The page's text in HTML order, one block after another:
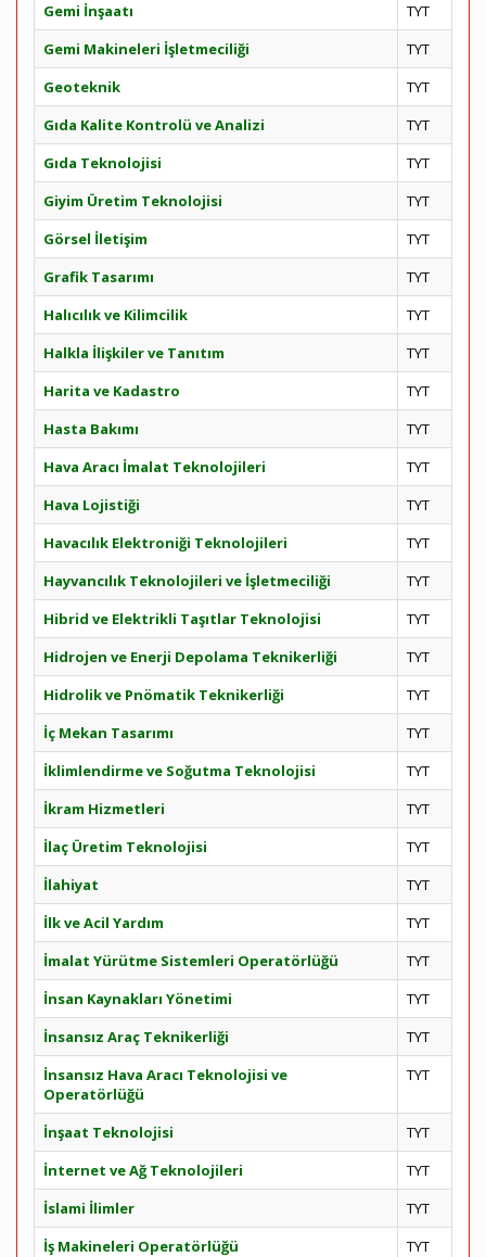
Gemi İnşaatı
TYT
Gemi Makineleri İşletmeciliği
TYT
Geoteknik
TYT
Gıda Kalite Kontrolü ve Analizi
TYT
Gıda Teknolojisi
TYT
Giyim Üretim Teknolojisi
TYT
Görsel İletişim
TYT
Grafik Tasarımı
TYT
Halıcılık ve Kilimcilik
TYT
Halkla İlişkiler ve Tanıtım
TYT
Harita ve Kadastro
TYT
Hasta Bakımı
TYT
Hava Aracı İmalat Teknolojileri
TYT
Hava Lojistiği
TYT
Havacılık Elektroniği Teknolojileri
TYT
Hayvancılık Teknolojileri ve İşletmeciliği
TYT
Hibrid ve Elektrikli Taşıtlar Teknolojisi
TYT
Hidrojen ve Enerji Depolama Teknikerliği
TYT
Hidrolik ve Pnömatik Teknikerliği
TYT
İç Mekan Tasarımı
TYT
İklimlendirme ve Soğutma Teknolojisi
TYT
İkram Hizmetleri
TYT
İlaç Üretim Teknolojisi
TYT
İlahiyat
TYT
İlk ve Acil Yardım
TYT
İmalat Yürütme Sistemleri Operatörlüğü
TYT
İnsan Kaynakları Yönetimi
TYT
İnsansız Araç Teknikerliği
TYT
İnsansız Hava Aracı Teknolojisi ve
Operatörlüğü
TYT
İnşaat Teknolojisi
TYT
İnternet ve Ağ Teknolojileri
TYT
İslami İlimler
TYT
İş Makineleri Operatörlüğü
TYT